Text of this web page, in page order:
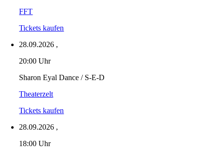
FFT
Tickets kaufen
28.09.2026 ,
20:00 Uhr
Sharon Eyal Dance / S-E-D
Theaterzelt
Tickets kaufen
28.09.2026 ,
18:00 Uhr